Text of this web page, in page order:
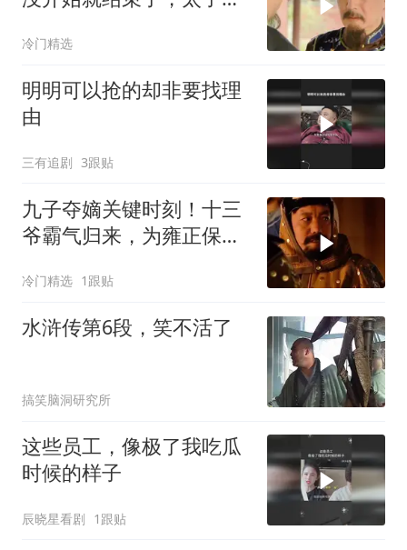
冷门精选
明明可以抢的却非要找理
由
三有追剧 3跟贴
九子夺嫡关键时刻！十三
爷霸气归来，为雍正保驾
冷门精选 1跟贴
水浒传第6段，笑不活了
搞笑脑洞研究所
这些员工，像极了我吃瓜
时候的样子
辰晓星看剧 1跟贴